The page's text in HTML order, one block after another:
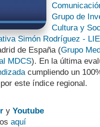
Grupo de
Cultura y
Simón Rodríguez -
de España (Grupo
MDCS). En la última
cumpliendo un
este índice regional.
y Youtube
aquí